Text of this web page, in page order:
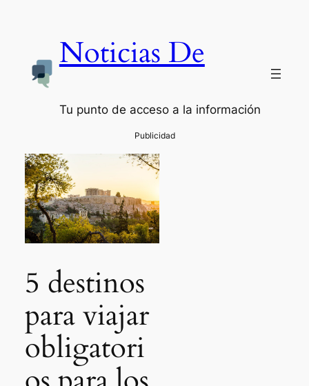
Noticias De
Tu punto de acceso a la información
5 destinos
para viajar
obligatori